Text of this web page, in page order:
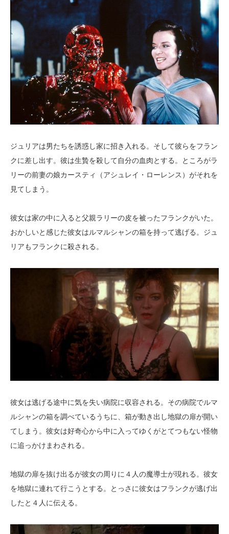
ジュリアは男たちを誘惑し家に招き入れる。そして彼らをフラン
クに差し出す。彼は生贄を殺して自分の血肉とする。ところがラ
リーの前妻の娘カースティ（アシュレイ・ローレンス）がそれを
見てしまう。
彼女は家の中に入ると父親ラリーの皮を被ったフランクがいた。
おかしいと感じた彼女はルマルシャンの箱を持って逃げる。ジュ
リアもフランクに殺される。
彼女は逃げる途中に気を失い病院に収容される。その病院でルマ
ルシャンの箱を調べているうちに、箱が動き出し地獄の扉が開い
てしまう。彼女は好奇心から中に入ってゆくがとてつもない怪物
に追っかけまわされる。
地獄の扉を抜け出るが彼女の周りに４人の魔導士が現れる。彼女
を地獄に連れて行こうとする。とっさに彼女はフランクが逃げ出
したと４人に伝える。